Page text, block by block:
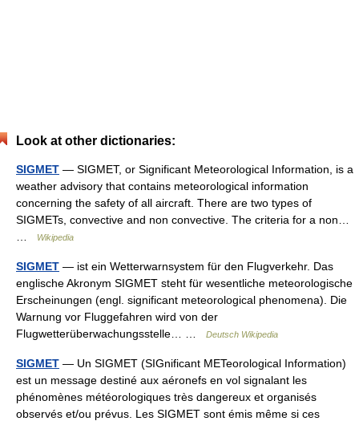
Look at other dictionaries:
SIGMET — SIGMET, or Significant Meteorological Information, is a
weather advisory that contains meteorological information
concerning the safety of all aircraft. There are two types of
SIGMETs, convective and non convective. The criteria for a non…
Wikipedia
SIGMET — ist ein Wetterwarnsystem für den Flugverkehr. Das
englische Akronym SIGMET steht für wesentliche meteorologische
Erscheinungen (engl. significant meteorological phenomena). Die
Warnung vor Fluggefahren wird von der
Flugwetterüberwachungsstelle… …
Deutsch Wikipedia
SIGMET — Un SIGMET (SIGnificant METeorological Information)
est un message destiné aux aéronefs en vol signalant les
phénomènes météorologiques très dangereux et organisés
observés et/ou prévus. Les SIGMET sont émis même si ces